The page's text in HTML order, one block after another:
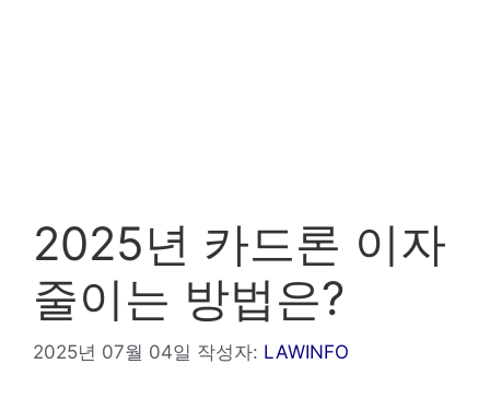
2025년 카드론 이자
줄이는 방법은?
2025년 07월 04일 작성자: LAWINFO